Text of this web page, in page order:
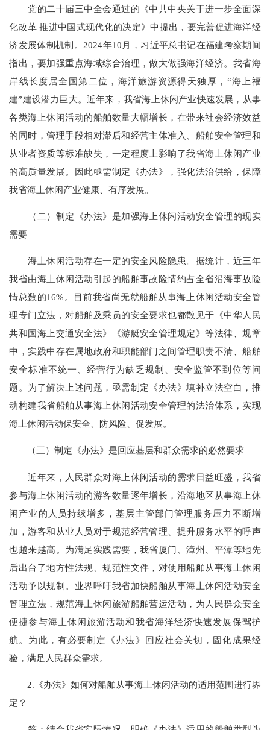
党的二十届三中全会通过的《中共中央关于进一步全面深
化改革 推进中国式现代化的决定》中提出，要完善促进海洋经
济发展体制机制。2024年10月，习近平总书记在福建考察期间
指出，要加强重点海域综合治理，做大做强海洋经济。我省海
岸线长度居全国第二位，海洋旅游资源得天独厚，“海上福
建”建设潜力巨大。近年来，我省海上休闲产业快速发展，从事
各类海上休闲活动的船舶数量大幅增长，在带来社会经济效益
的同时，管理手段相对滞后和经营主体准入、船舶安全管理和
从业者资质等标准缺失，一定程度上影响了我省海上休闲产业
的高质量发展。因此亟需制定《办法》，强化法治供给，保障
我省海上休闲产业健康、有序发展。
（二）制定《办法》是加强海上休闲活动安全管理的现实
需要
海上休闲活动存在一定的安全风险隐患。据统计，近三年
我省由海上休闲活动引起的船舶事故险情约占全省沿海事故险
情总数的16%。目前我省尚无就船舶从事海上休闲活动安全管
理专门立法，对船舶及乘员的安全要求也都散见于《中华人民
共和国海上交通安全法》《游艇安全管理规定》等法律、规章
中，实践中存在属地政府和职能部门之间管理职责不清、船舶
安全标准不统一、经营行为缺乏规制、安全监管不到位等问
题。为了解决上述问题，亟需制定《办法》填补立法空白，推
动构建我省船舶从事海上休闲活动安全管理的法治体系，实现
海上休闲活动保安全、防风险、促发展。
（三）制定《办法》是回应基层和群众需求的必然要求
近年来，人民群众对海上休闲活动的需求日益旺盛，我省
参与海上休闲活动的游客数量逐年增长，沿海地区从事海上休
闲产业的人员持续增多，基层主管部门管理服务压力不断增
加，游客和从业人员对于规范经营管理、提升服务水平的呼声
也越来越高。为满足实践需要，我省厦门、漳州、平潭等地先
后出台了地方性法规、规范性文件，对使用船舶从事海上休闲
活动予以规制。业界呼吁我省加快船舶从事海上休闲活动安全
管理立法，规范海上休闲旅游船舶营运活动，为人民群众安全
便捷参与海上休闲旅游活动和我省海洋经济快速发展保驾护
航。为此，有必要制定《办法》回应社会关切，固化成果经
验，满足人民群众需求。
2.《办法》如何对船舶从事海上休闲活动的适用范围进行界
定？